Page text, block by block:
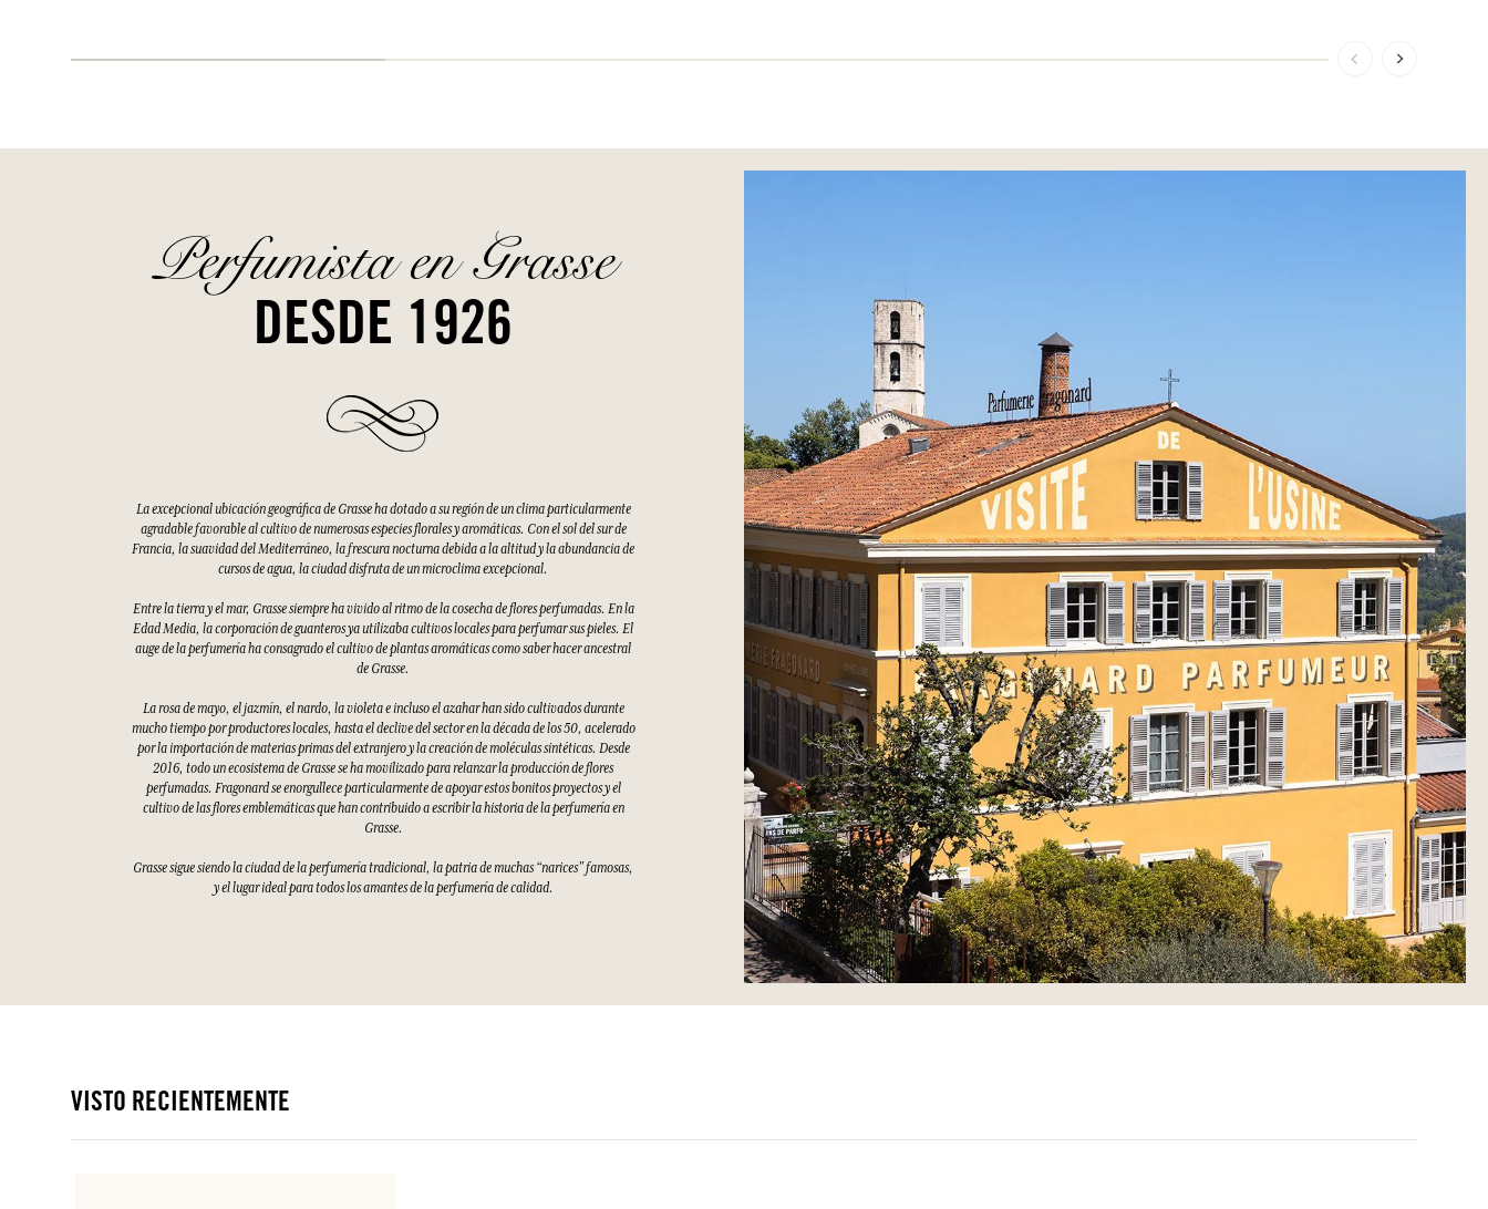
Perfumista en Grasse
DESDE 1926
La excepcional ubicación geográfica de Grasse ha dotado a su región de un clima particularmente
agradable favorable al cultivo de numerosas especies florales y aromáticas. Con el sol del sur de
Francia, la suavidad del Mediterráneo, la frescura nocturna debida a la altitud y la abundancia de
cursos de agua, la ciudad disfruta de un microclima excepcional.
Entre la tierra y el mar, Grasse siempre ha vivido al ritmo de la cosecha de flores perfumadas. En la
Edad Media, la corporación de guanteros ya utilizaba cultivos locales para perfumar sus pieles. El
auge de la perfumería ha consagrado el cultivo de plantas aromáticas como saber hacer ancestral
de Grasse.
La rosa de mayo, el jazmín, el nardo, la violeta e incluso el azahar han sido cultivados durante
mucho tiempo por productores locales, hasta el declive del sector en la década de los 50, acelerado
por la importación de materias primas del extranjero y la creación de moléculas sintéticas. Desde
2016, todo un ecosistema de Grasse se ha movilizado para relanzar la producción de flores
perfumadas. Fragonard se enorgullece particularmente de apoyar estos bonitos proyectos y el
cultivo de las flores emblemáticas que han contribuido a escribir la historia de la perfumería en
Grasse.
Grasse sigue siendo la ciudad de la perfumería tradicional, la patria de muchas “narices” famosas,
y el lugar ideal para todos los amantes de la perfumería de calidad.
VISTO RECIENTEMENTE